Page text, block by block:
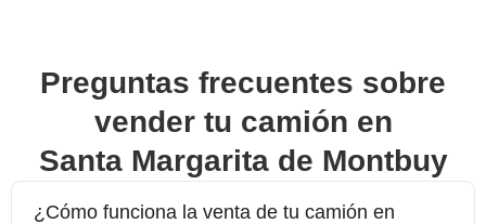
Preguntas frecuentes sobre
vender tu camión en
Santa Margarita de Montbuy
¿Cómo funciona la venta de tu camión en